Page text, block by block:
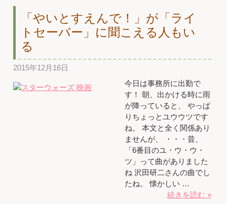
「やいとすえんで！」が「ライ
トセーバー」に聞こえる人もい
る
2015年12月16日
今日は事務所に出勤で
す！ 朝、出かける時に雨
が降っていると、 やっぱ
りちょっとユウウツです
ね。 本文と全く関係あり
ませんが、 ・・・昔、
「6番目のユ・ウ・ウ・
ツ」って曲がありました
ね 沢田研二さんの曲でし
たね。 懐かしい …
続きを読む »